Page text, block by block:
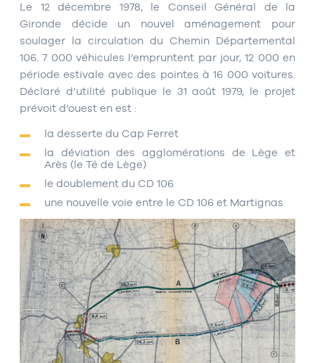
Le 12 décembre 1978, le Conseil Général de la
Gironde décide un nouvel aménagement pour
soulager la circulation du Chemin Départemental
106. 7 000 véhicules l’empruntent par jour, 12 000 en
période estivale avec des pointes à 16 000 voitures.
Déclaré d’utilité publique le 31 août 1979, le projet
prévoit d’ouest en est :
la desserte du Cap Ferret
la déviation des agglomérations de Lège et
Arès (le Té de Lège)
le doublement du CD 106
une nouvelle voie entre le CD 106 et Martignas